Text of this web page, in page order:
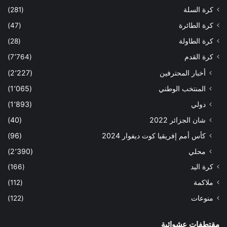
كرة السلة
(281)
كرة الطائرة
(47)
كرة الطاولة
(28)
كرة القدم
(7٬764)
أخبار المحترفين
(2٬227)
المنتخب الوطني
(1٬065)
دولي
(1٬893)
شان الجزائر 2022
(40)
كأس أمم إفريقيا كوت ديفوار 2024
(96)
محلي
(2٬390)
كرة اليد
(166)
ملاكمة
(112)
منوعات
(122)
مقتطفات عشوائية